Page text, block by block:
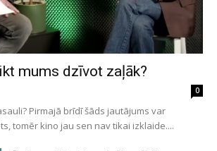
mums dzīvot zaļāk?
0
Pirmajā brīdī šāds jautājums var
tomēr kino jau sen nav tikai izklaide....